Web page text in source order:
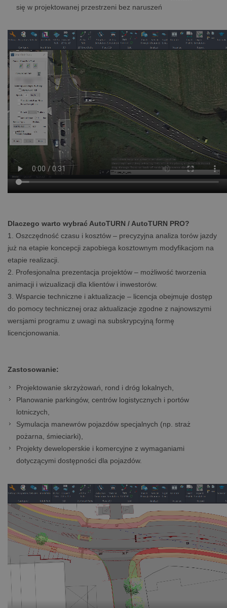
się w projektowanej przestrzeni bez naruszeń
Dlaczego warto wybrać AutoTURN / AutoTURN PRO?
1. Oszczędność czasu i kosztów – precyzyjna analiza torów jazdy
już na etapie koncepcji zapobiega kosztownym modyfikacjom na
etapie realizacji.
2. Profesjonalna prezentacja projektów – możliwość tworzenia
animacji i wizualizacji dla klientów i inwestorów.
3. Wsparcie techniczne i aktualizacje – licencja obejmuje dostęp
do pomocy technicznej oraz aktualizacje zgodne z najnowszymi
wersjami programu z uwagi na subskrypcyjną formę
licencjonowania.
Zastosowanie:
Projektowanie skrzyżowań, rond i dróg lokalnych,
Planowanie parkingów, centrów logistycznych i portów
lotniczych,
Symulacja manewrów pojazdów specjalnych (np. straż
pożarna, śmieciarki),
Projekty deweloperskie i komercyjne z wymaganiami
dotyczącymi dostępności dla pojazdów.